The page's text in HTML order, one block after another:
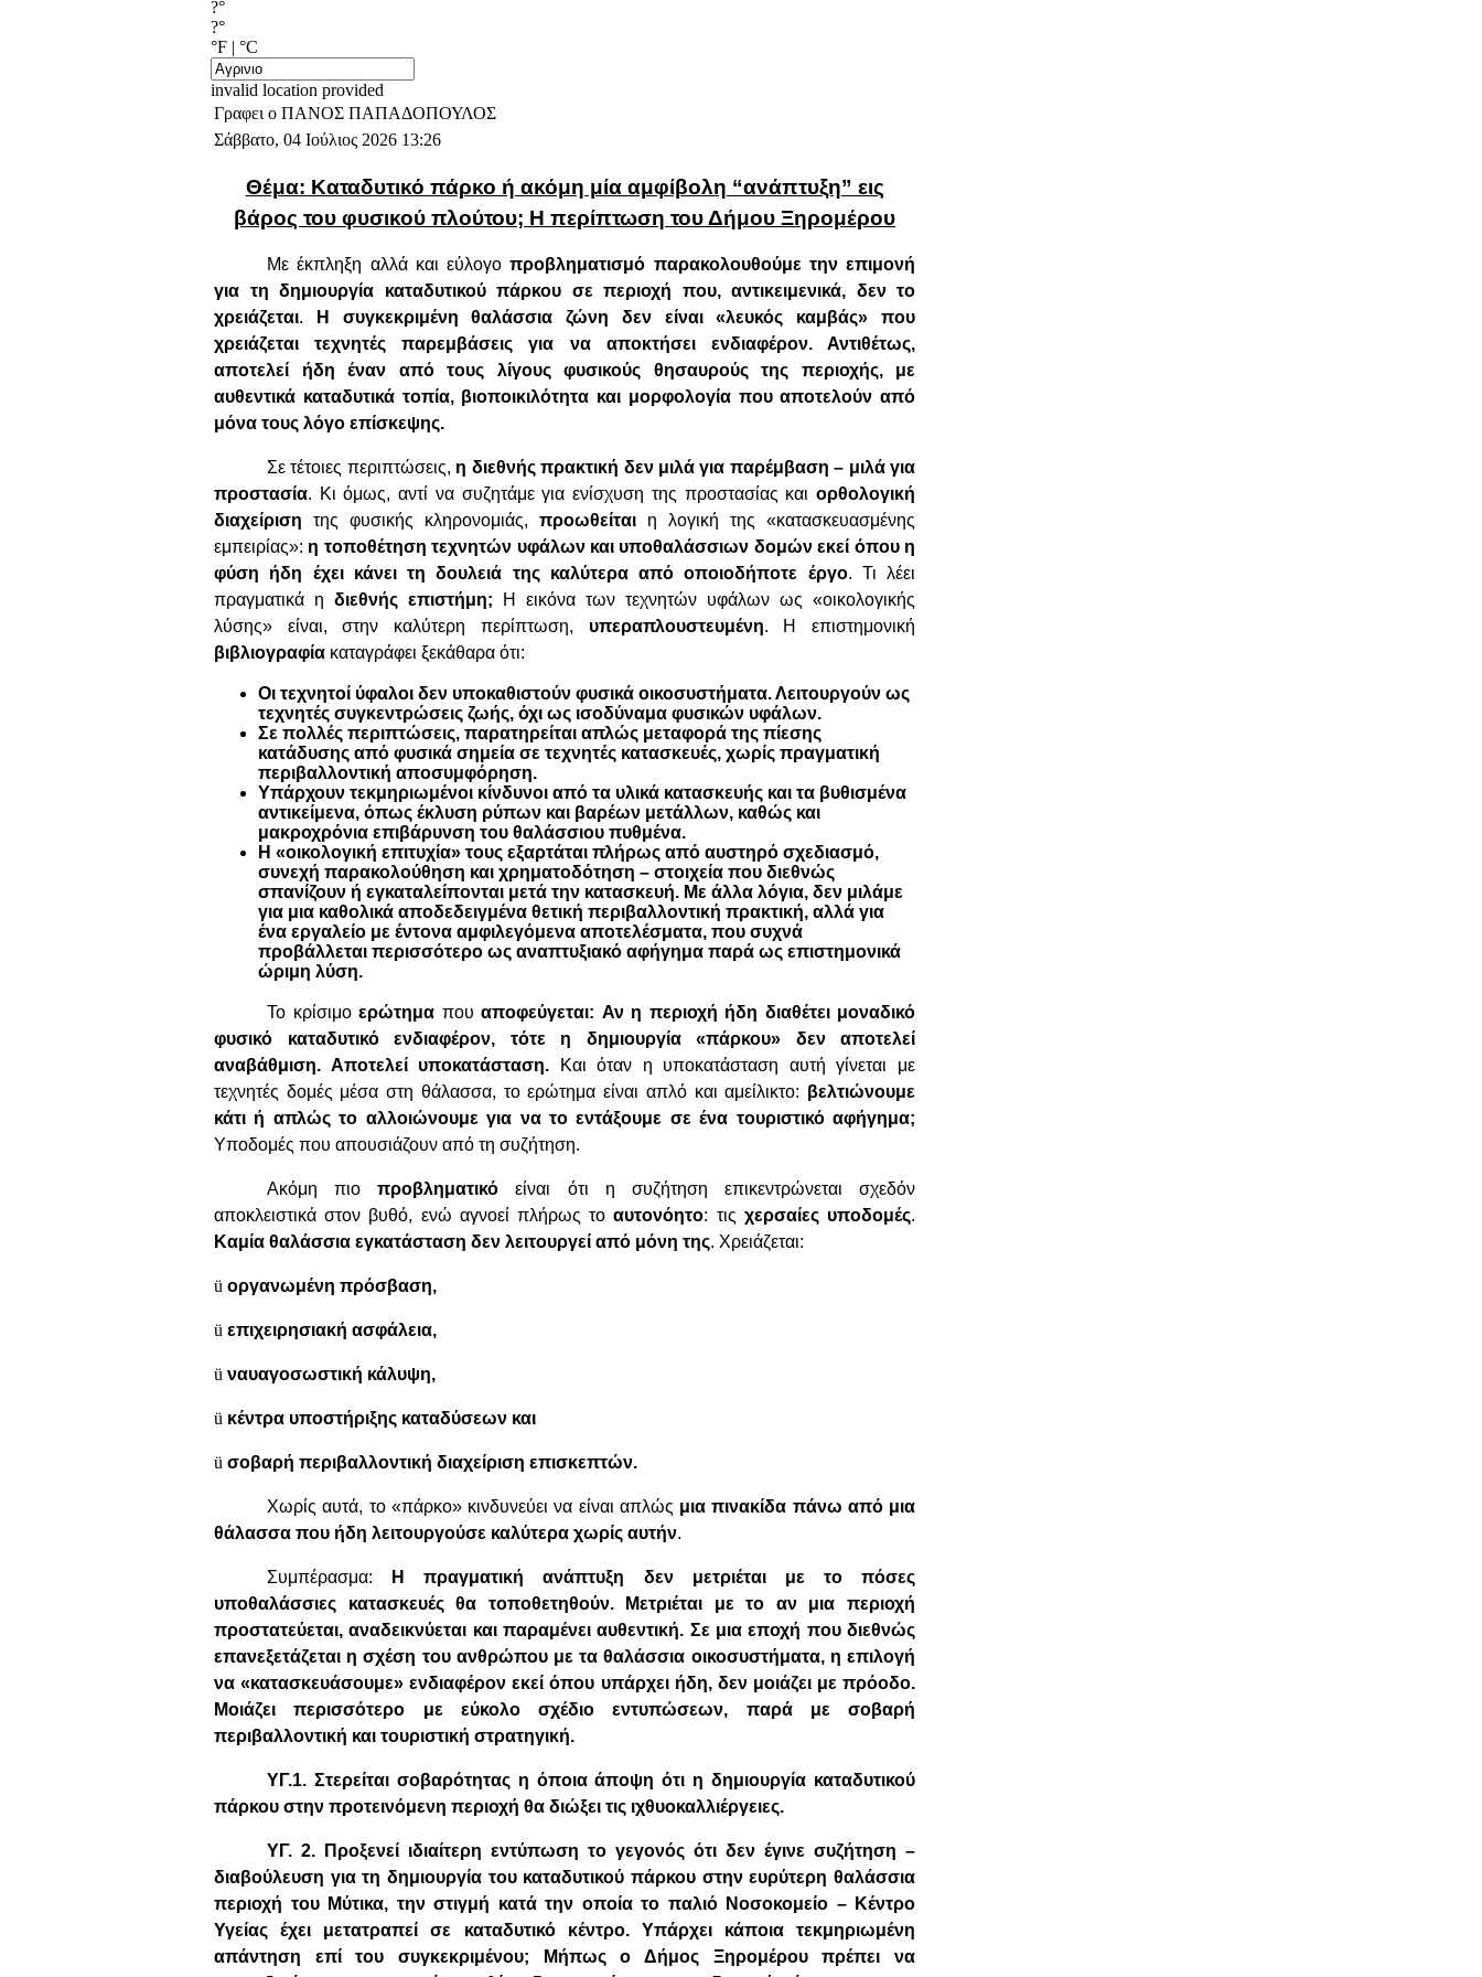
?°
?°
°F | °C
invalid location provided
Γραφει ο ΠΑΝΟΣ ΠΑΠΑΔΟΠΟΥΛΟΣ
Σάββατο, 04 Ιούλιος 2026 13:26
Θέμα: Καταδυτικό πάρκο ή ακόμη μία αμφίβολη “ανάπτυξη” εις
βάρος του φυσικού πλούτου; Η περίπτωση του Δήμου Ξηρομέρου
Με έκπληξη αλλά και εύλογοπροβληματισμό παρακολουθούμε την επιμονή
για τη δημιουργία καταδυτικού πάρκου σε περιοχή που, αντικειμενικά, δεν το
χρειάζεται.
Η συγκεκριμένη θαλάσσια ζώνη δεν είναι «λευκός καμβάς» που
χρειάζεται τεχνητές παρεμβάσεις για να αποκτήσει ενδιαφέρον. Αντιθέτως,
αποτελεί ήδη έναν από τους λίγους φυσικούς θησαυρούς της περιοχής, με
αυθεντικά καταδυτικά τοπία, βιοποικιλότητα και μορφολογία που αποτελούν από
μόνα τους λόγο επίσκεψης.
Σε τέτοιες περιπτώσεις, η διεθνής πρακτική δεν μιλά για παρέμβαση – μιλά για
προστασία. Κι όμως, αντί να συζητάμε για ενίσχυση της προστασίας και ορθολογική
διαχείριση της φυσικής κληρονομιάς, προωθείται η λογική της «κατασκευασμένης
εμπειρίας»: η τοποθέτηση τεχνητών υφάλων και υποθαλάσσιων δομών εκεί όπου η
φύση ήδη έχει κάνει τη δουλειά της καλύτερα από οποιοδήποτε έργο. Τι λέει
πραγματικά η διεθνής επιστήμη; Η εικόνα των τεχνητών υφάλων ως «οικολογικής
λύσης» είναι, στην καλύτερη περίπτωση, υπεραπλουστευμένη. Η επιστημονική
βιβλιογραφία καταγράφει ξεκάθαρα ότι:
Οι τεχνητοί ύφαλοι δεν υποκαθιστούν φυσικά οικοσυστήματα. Λειτουργούν ως
τεχνητές συγκεντρώσεις ζωής, όχι ως ισοδύναμα φυσικών υφάλων.
Σε πολλές περιπτώσεις, παρατηρείται απλώς μεταφορά της πίεσης
κατάδυσης από φυσικά σημεία σε τεχνητές κατασκευές, χωρίς πραγματική
περιβαλλοντική αποσυμφόρηση.
Υπάρχουν τεκμηριωμένοι κίνδυνοι από τα υλικά κατασκευής και τα βυθισμένα
αντικείμενα, όπως έκλυση ρύπων και βαρέων μετάλλων, καθώς και
μακροχρόνια επιβάρυνση του θαλάσσιου πυθμένα.
Η «οικολογική επιτυχία» τους εξαρτάται πλήρως από αυστηρό σχεδιασμό,
συνεχή παρακολούθηση και χρηματοδότηση – στοιχεία που διεθνώς
σπανίζουν ή εγκαταλείπονται μετά την κατασκευή. Με άλλα λόγια, δεν μιλάμε
για μια καθολικά αποδεδειγμένα θετική περιβαλλοντική πρακτική, αλλά για
ένα εργαλείο με έντονα αμφιλεγόμενα αποτελέσματα, που συχνά
προβάλλεται περισσότερο ως αναπτυξιακό αφήγημα παρά ως επιστημονικά
ώριμη λύση.
Το κρίσιμο ερώτημα που αποφεύγεται: Αν η περιοχή ήδη διαθέτει μοναδικό
φυσικό καταδυτικό ενδιαφέρον, τότε η δημιουργία «πάρκου» δεν αποτελεί
αναβάθμιση. Αποτελεί υποκατάσταση.
Και όταν η υποκατάσταση αυτή γίνεται με
τεχνητές δομές μέσα στη θάλασσα, το ερώτημα είναι απλό και αμείλικτο: βελτιώνουμε
κάτι ή απλώς το αλλοιώνουμε για να το εντάξουμε σε ένα τουριστικό αφήγημα;
Υποδομές που απουσιάζουν από τη συζήτηση.
Ακόμη πιοπροβληματικό είναι ότι η συζήτηση επικεντρώνεται σχεδόν
αποκλειστικά στον βυθό, ενώ αγνοεί πλήρως τοαυτονόητο: τις χερσαίες υποδομές.
Καμία θαλάσσια εγκατάσταση δεν λειτουργεί από μόνη της. Χρειάζεται:
ü οργανωμένη πρόσβαση,
ü επιχειρησιακή ασφάλεια,
ü ναυαγοσωστική κάλυψη,
ü κέντρα υποστήριξης καταδύσεων και
ü σοβαρή περιβαλλοντική διαχείριση επισκεπτών.
Χωρίς αυτά, το «πάρκο» κινδυνεύει να είναι απλώς μια πινακίδα πάνω από μια
θάλασσα που ήδη λειτουργούσε καλύτερα χωρίς αυτήν.
Συμπέρασμα:
Η πραγματική ανάπτυξη δεν μετριέται με το πόσες
υποθαλάσσιες κατασκευές θα τοποθετηθούν. Μετριέται με το αν μια περιοχή
προστατεύεται, αναδεικνύεται και παραμένει αυθεντική. Σε μια εποχή που διεθνώς
επανεξετάζεται η σχέση του ανθρώπου με τα θαλάσσια οικοσυστήματα, η επιλογή
να «κατασκευάσουμε» ενδιαφέρον εκεί όπου υπάρχει ήδη, δεν μοιάζει με πρόοδο.
Μοιάζει περισσότερο με εύκολο σχέδιο εντυπώσεων, παρά με σοβαρή
περιβαλλοντική και τουριστική στρατηγική.
ΥΓ.1. Στερείται σοβαρότητας η όποια άποψη ότι η δημιουργία καταδυτικού
πάρκου στην προτεινόμενη περιοχή θα διώξει τις ιχθυοκαλλιέργειες.
ΥΓ. 2. Προξενεί ιδιαίτερη εντύπωση το γεγονός ότι δεν έγινε συζήτηση –
διαβούλευση για τη δημιουργία του καταδυτικού πάρκου στην ευρύτερη θαλάσσια
περιοχή του Μύτικα, την στιγμή κατά την οποία το παλιό Νοσοκομείο – Κέντρο
Υγείας έχει μετατραπεί σε καταδυτικό κέντρο. Υπάρχει κάποια τεκμηριωμένη
απάντηση επί του συγκεκριμένου; Μήπως ο Δήμος Ξηρομέρου πρέπει να